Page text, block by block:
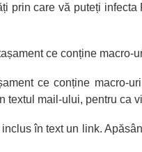
prin care vă puteți
ce conține macro-
ce conține macro-
textul mail-ului, pentru ca
în text un link.